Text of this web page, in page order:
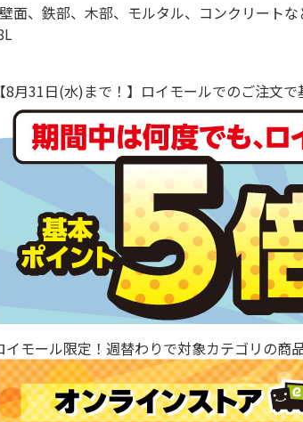
面、鉄部、木部、モルタル、コンクリートな
【8月31日(水)まで！】ロイモールでのご注文で
イモール限定！週替わりで対象カテゴリの商